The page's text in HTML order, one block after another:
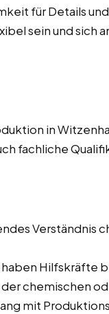
für Details
sein und sich
in
fachliche
Verständnis
Hilfskräfte
chemischen
mit